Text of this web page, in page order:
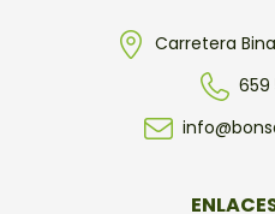
Carretera
659